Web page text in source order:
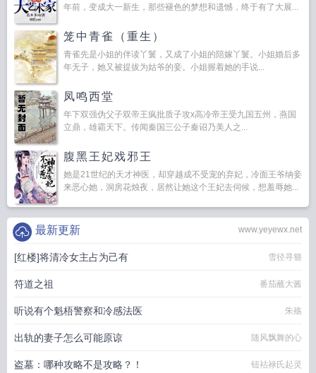
年前，变成大一新生，那些褪色的梦想和遗憾，终于有了大展...
笼中青雀（重生）
青雀先是小姐的伴读丫鬟，又成了小姐的陪嫁丫鬟。小姐婚后多
年无子，她又被提拔为姑爷的妾。小姐握着她的手说...
凤鸣西堂
年下双强伪父子双帝王疯批质子攻x高冷帝王受九国五州，燕国
立鼎，雄霸天下。传闻秦国三公子秦诏乃美人之...
腹黑王妃戏邪王
她是21世纪的天才神医，却穿越成不受宠的弃妃，冷面王爷纳妾
来恶心她，洞房花烛夜，居然让她这个王妃去伺候，想羞辱她...
www.yeyewx.net
最新更新
[红楼]将清冷女主占为己有 雪径寻簪
符道之祖 番茄蘸大酱
听说有个魁梧警察和冷感法医 朱殇
出轨的妻子怎么可能原谅 随风飘舞的心
盗墓：哪种攻略不是攻略？！ 钮祜禄氏起灵